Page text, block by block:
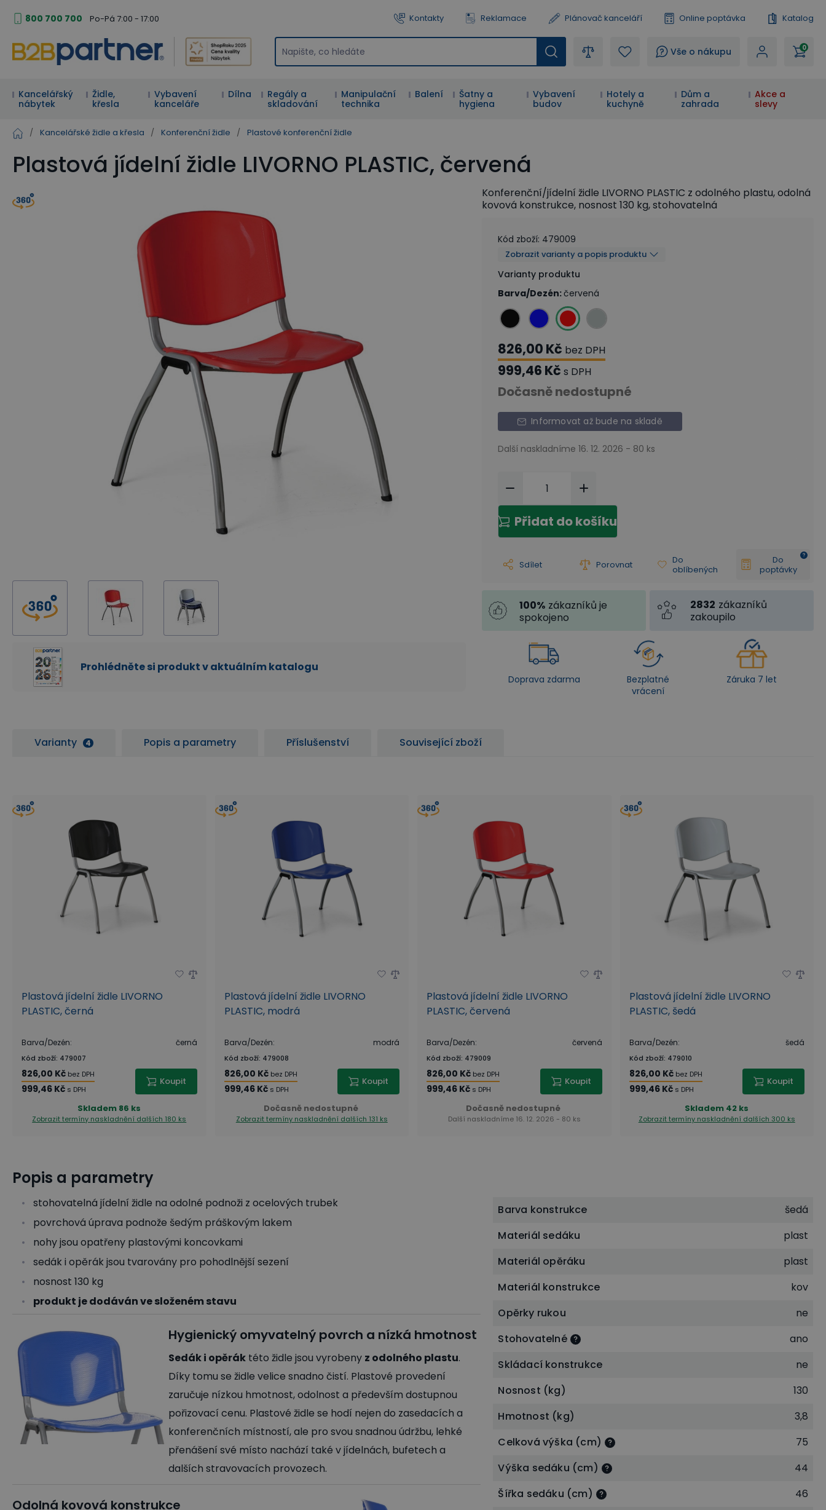
800 700 700 Po-Pá 7:00 - 17:00 Kontakty Reklamace Plánovač kanceláří Online poptávka Katalog
? Vše o nákupu 0
Kancelářský
nábytek
Židle,
křesla
Vybavení
kanceláře
Dílna
Regály a
skladování
Manipulační
technika
Balení
Šatny a
hygiena
Vybavení
budov
Hotely a
kuchyně
Dům a
zahrada
Akce a
slevy
/ Kancelářské židle a křesla / Konferenční židle / Plastové konferenční židle
Plastová jídelní židle LIVORNO PLASTIC, červená
Prohlédněte si produkt v aktuálním katalogu
Konferenční/jídelní židle LIVORNO PLASTIC z odolného plastu, odolná
kovová konstrukce, nosnost 130 kg, stohovatelná
Kód zboží: 479009
Zobrazit varianty a popis produktu
Varianty produktu
Barva/Dezén:červená
826,00 Kč bez DPH
999,46 Kč s DPH
Dočasně nedostupné
Informovat až bude na skladě
Další naskladníme 16. 12. 2026 - 80 ks
Přidat do košíku
Sdílet Porovnat
Do
oblíbených
Do
poptávky
100% zákazníků je
spokojeno
2832 zákazníků
zakoupilo
Doprava zdarma
Bezplatné
vrácení
Záruka 7 let
Varianty 4 Popis a parametry Příslušenství Související zboží
Plastová jídelní židle LIVORNO
PLASTIC, černá
Barva/Dezén: černá
Kód zboží: 479007
826,00 Kč bez DPH
999,46 Kč s DPH
Koupit
Skladem 86 ks
Zobrazit termíny naskladnění dalších 180 ks
Plastová jídelní židle LIVORNO
PLASTIC, modrá
Barva/Dezén: modrá
Kód zboží: 479008
826,00 Kč bez DPH
999,46 Kč s DPH
Koupit
Dočasně nedostupné
Zobrazit termíny naskladnění dalších 131 ks
Plastová jídelní židle LIVORNO
PLASTIC, červená
Barva/Dezén: červená
Kód zboží: 479009
826,00 Kč bez DPH
999,46 Kč s DPH
Koupit
Dočasně nedostupné
Další naskladníme 16. 12. 2026 - 80 ks
Plastová jídelní židle LIVORNO
PLASTIC, šedá
Barva/Dezén: šedá
Kód zboží: 479010
826,00 Kč bez DPH
999,46 Kč s DPH
Koupit
Skladem 42 ks
Zobrazit termíny naskladnění dalších 300 ks
Popis a parametry
stohovatelná jídelní židle na odolné podnoži z ocelových trubek
povrchová úprava podnože šedým práškovým lakem
nohy jsou opatřeny plastovými koncovkami
sedák i opěrák jsou tvarovány pro pohodlnější sezení
nosnost 130 kg
produkt je dodáván ve složeném stavu
Hygienický omyvatelný povrch a nízká hmotnost
Sedák i opěrák této židle jsou vyrobeny z odolného plastu.
Díky tomu se židle velice snadno čistí. Plastové provedení
zaručuje nízkou hmotnost, odolnost a především dostupnou
pořizovací cenu. Plastové židle se hodí nejen do zasedacích a
konferenčních místností, ale pro svou snadnou údržbu, lehké
přenášení své místo nachází také v jídelnách, bufetech a
dalších stravovacích provozech.
Odolná kovová konstrukce
Barva konstrukce
šedá
Materiál sedáku
plast
Materiál opěráku
plast
Materiál konstrukce
kov
Opěrky rukou
ne
Stohovatelné
ano
Skládací konstrukce
ne
Nosnost (kg)
130
Hmotnost (kg)
3,8
Celková výška (cm)
75
Výška sedáku (cm)
44
Šířka sedáku (cm)
46